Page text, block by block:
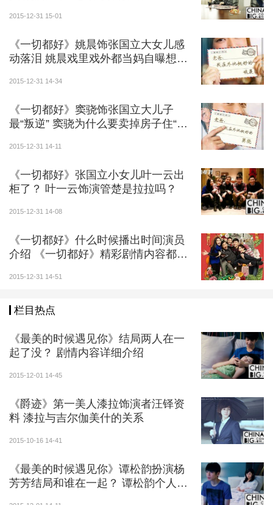
而《一封家书》在前期传播过程中，蝉联覆盖人次
冠军榜，其中好妹妹版《一封家书》覆盖人次一亿多，
群星版《一封家书》覆盖人次近八千万。
2015-12-31 15-01
《一切都好》姚晨饰张国立大女儿感
动落泪 姚晨戏里戏外都当妈自曝想生
2015-12-31 14-34
《一切都好》窦骁饰张国立大儿子
最“叛逆” 窦骁为什么要卖掉房子住“平
2015-12-31 14-11
《一切都好》张国立小女儿叶一云出
柜了？ 叶一云饰演管楚是拉拉吗？
2015-12-31 14-08
《一切都好》什么时候播出时间演员
介绍 《一切都好》精彩剧情内容都讲
2015-12-31 14-51
栏目热点
《最美的时候遇见你》结局两人在一
起了没？ 剧情内容详细介绍
2015-12-01 14-45
《爵迹》第一美人漆拉饰演者汪铎资
料 漆拉与吉尔伽美什的关系
2015-10-16 14-41
《最美的时候遇见你》谭松韵扮演杨
芳芳结局和谁在一起？ 谭松韵个人资